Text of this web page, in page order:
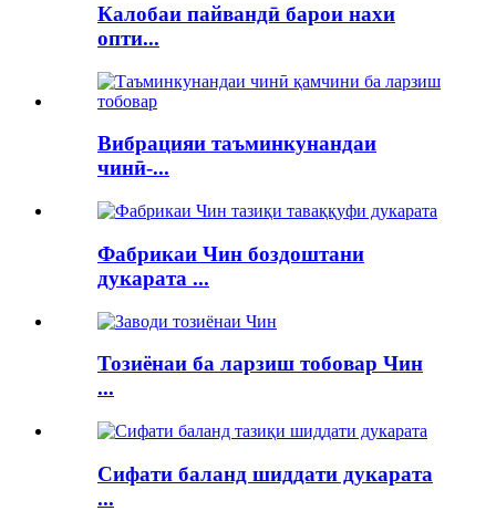
Калобаи пайвандӣ барои нахи
опти...
Вибрацияи таъминкунандаи
чинӣ-...
Фабрикаи Чин боздоштани
дукарата ...
Тозиёнаи ба ларзиш тобовар Чин
...
Сифати баланд шиддати дукарата
...